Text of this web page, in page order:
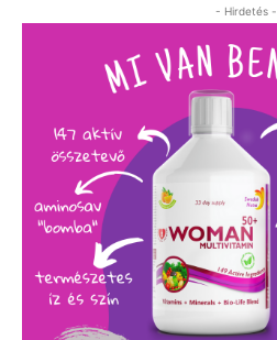
- Hirdetés -